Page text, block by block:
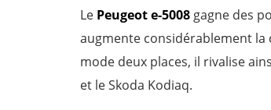
Le Peugeot e-5008 gagne des
augmente considérablement la
mode deux places, il rivalise
et le Skoda Kodiaq.